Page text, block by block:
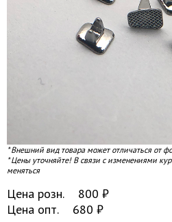
* Внешний вид товара может отличаться от
* Цены уточняйте! В связи с изменениями
меняться
Цена розн. 800 ₽
Цена опт.
680 ₽